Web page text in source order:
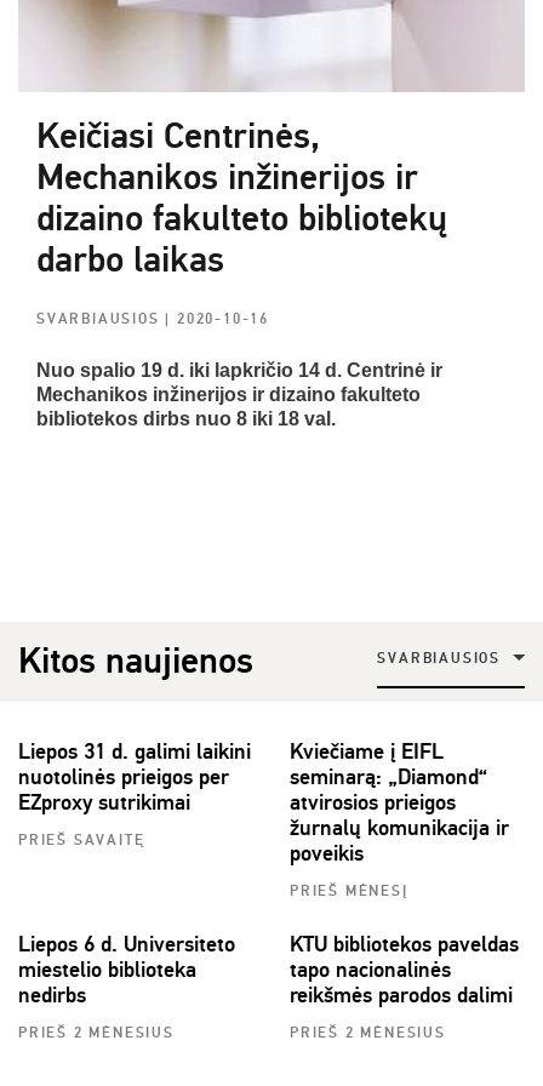
Keičiasi Centrinės,
Mechanikos inžinerijos ir
dizaino fakulteto bibliotekų
darbo laikas
SVARBIAUSIOS | 2020-10-16
Nuo spalio 19 d. iki lapkričio 14 d. Centrinė ir
Mechanikos inžinerijos ir dizaino fakulteto
bibliotekos dirbs nuo 8 iki 18 val.
Kitos naujienos SVARBIAUSIOS
Liepos 31 d. galimi laikini
nuotolinės prieigos per
EZproxy sutrikimai
PRIEŠ SAVAITĘ
Kviečiame į EIFL
seminarą: „Diamond“
atvirosios prieigos
žurnalų komunikacija ir
poveikis
PRIEŠ MĖNESĮ
Liepos 6 d. Universiteto
miestelio biblioteka
nedirbs
PRIEŠ 2 MĖNESIUS
KTU bibliotekos paveldas
tapo nacionalinės
reikšmės parodos dalimi
PRIEŠ 2 MĖNESIUS